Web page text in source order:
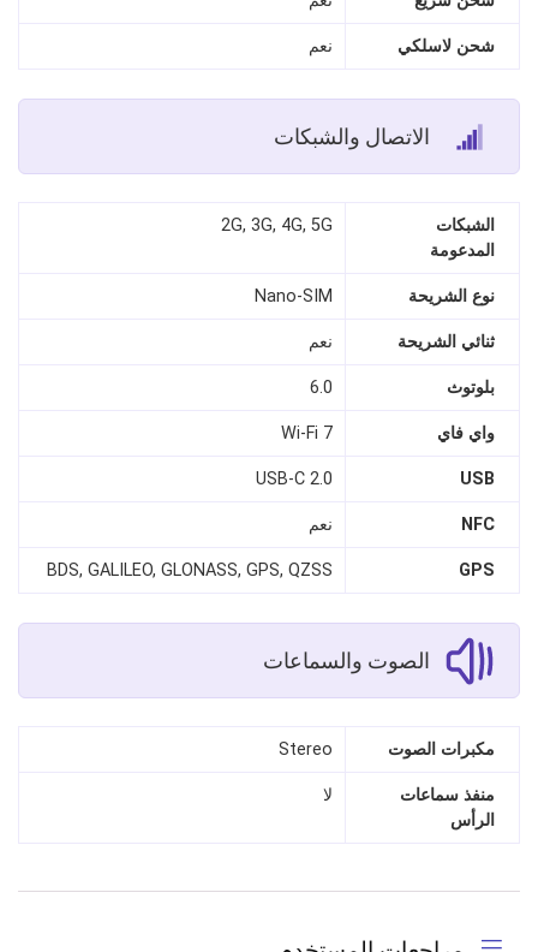
شحن لاسلكي نعم
الاتصال والشبكات
الشبكات
المدعومة
2G, 3G, 4G, 5G
نوع الشريحة Nano‑SIM
ثنائي الشريحة نعم
بلوتوث 6.0
واي فاي Wi-Fi 7
USB
USB‑C 2.0
NFC نعم
GPS
BDS, GALILEO, GLONASS, GPS, QZSS
الصوت والسماعات
مكبرات الصوت Stereo
منفذ سماعات
الرأس
لا